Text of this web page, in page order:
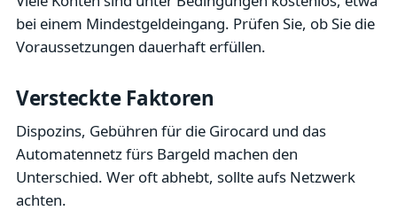
bei einem Mindestgeldeingang. Prüfen Sie, ob Sie die
Voraussetzungen dauerhaft erfüllen.
Versteckte Faktoren
Dispozins, Gebühren für die Girocard und das
Automatennetz fürs Bargeld machen den
Unterschied. Wer oft abhebt, sollte aufs Netzwerk
achten.